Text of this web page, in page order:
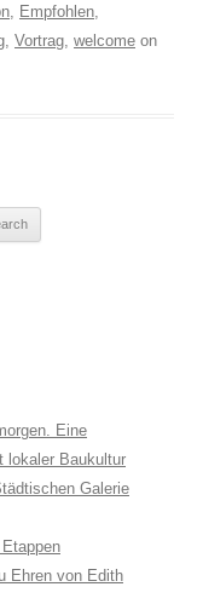
Empfohlen
Vortrag welcome on
Eine
lokaler Baukultur
Galerie
Ehren von Edith